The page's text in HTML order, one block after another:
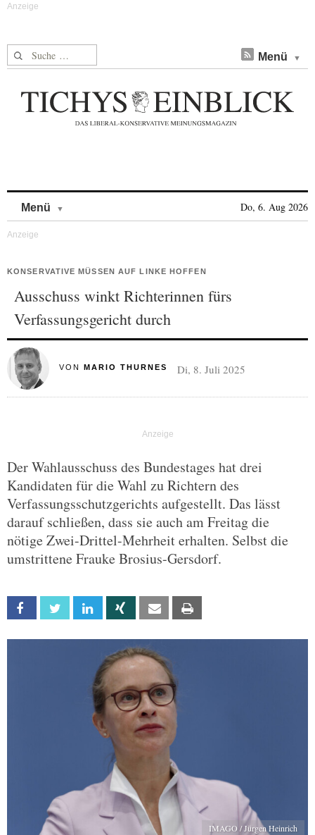
Suche nach: Menü
Menü Do, 6. Aug 2026
KONSERVATIVE MÜSSEN AUF LINKE HOFFEN
Ausschuss winkt Richterinnen fürs
Verfassungsgericht durch
VON MARIO THURNES Di, 8. Juli 2025
Der Wahlausschuss des Bundestages hat drei
Kandidaten für die Wahl zu Richtern des
Verfassungsschutzgerichts aufgestellt. Das lässt
darauf schließen, dass sie auch am Freitag die
nötige Zwei-Drittel-Mehrheit erhalten. Selbst die
umstrittene Frauke Brosius-Gersdorf.
Facebook Twitter Linkedin Xing Email
IMAGO / Jürgen Heinrich